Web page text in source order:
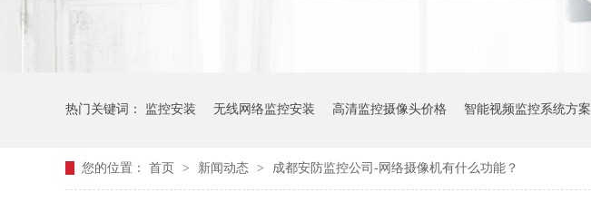
热门关键词： 监控安装 无线网络监控安装 高清监控摄像头价格 智能视频监控系统方案
您的位置： 首页 > 新闻动态 > 成都安防监控公司-网络摄像机有什么功能？